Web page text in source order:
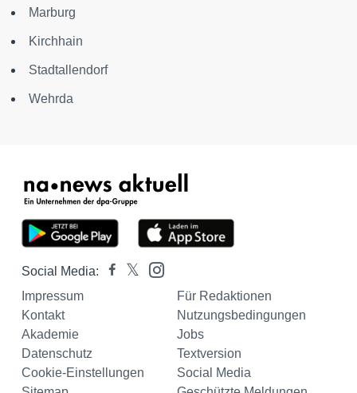
Marburg
Kirchhain
Stadtallendorf
Wehrda
Social Media:
Impressum
Für Redaktionen
Kontakt
Nutzungsbedingungen
Akademie
Jobs
Datenschutz
Textversion
Cookie-Einstellungen
Social Media